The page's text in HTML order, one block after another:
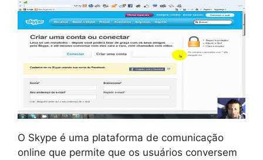
O Skype é uma plataforma de comunicação
online que permite que os usuários conversem